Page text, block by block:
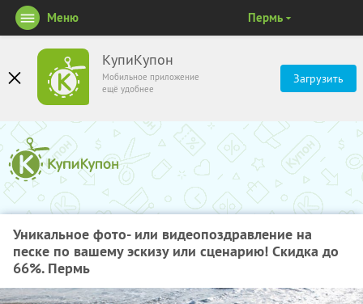
КупиКупон
Мобильное приложение
ещё удобнее
Загрузить
Меню Пермь
Уникальное фото- или видеопоздравление на
песке по вашему эскизу или сценарию! Скидка до
66%. Пермь